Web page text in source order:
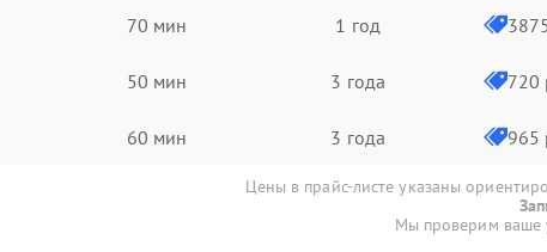
70 мин 1 год
50 мин 3 года 720
60 мин 3 года 965
Цены в прайс-листе указаны
Мы проверим ваше